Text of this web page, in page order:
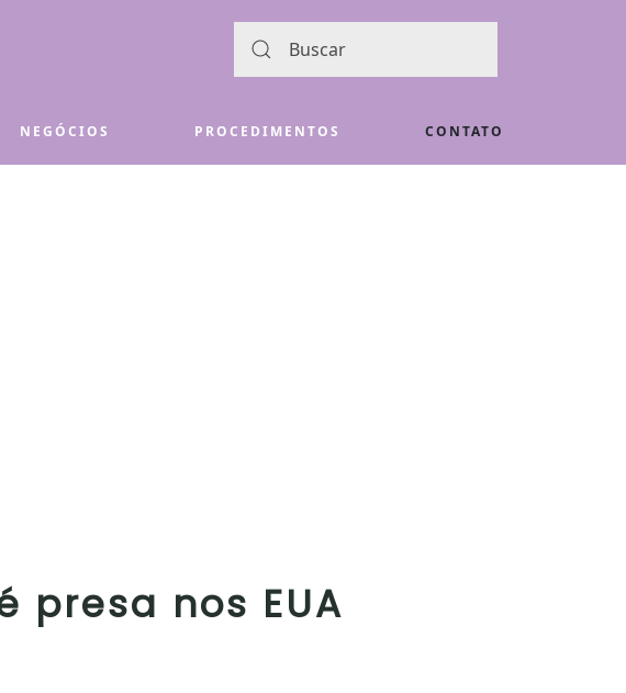
NEGÓCIOS PROCEDIMENTOS CONTATO
presa nos EUA